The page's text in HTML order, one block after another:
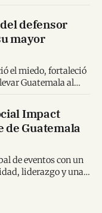
defensor
mayor
el miedo, fortaleció
Guatemala al
Impact
de Guatemala
de eventos con un
liderazgo y una